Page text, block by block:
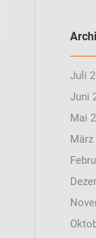
Juli
Juni
Mai
März